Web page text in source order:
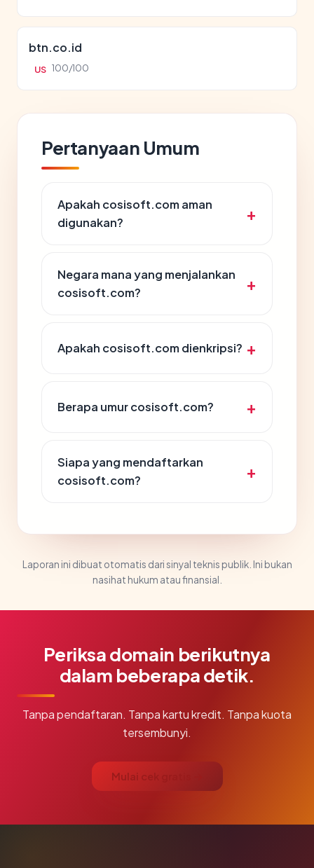
btn.co.id
US 100/100
Pertanyaan Umum
Apakah cosisoft.com aman
digunakan?
Negara mana yang menjalankan
cosisoft.com?
Apakah cosisoft.com dienkripsi?
Berapa umur cosisoft.com?
Siapa yang mendaftarkan
cosisoft.com?
Laporan ini dibuat otomatis dari sinyal teknis publik. Ini bukan
nasihat hukum atau finansial.
Periksa domain berikutnya
dalam beberapa detik.
Tanpa pendaftaran. Tanpa kartu kredit. Tanpa kuota
tersembunyi.
Mulai cek gratis →